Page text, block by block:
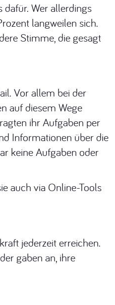
dafür. Wer allerdings
langweilen sich.
Stimme, die gesagt
Vor allem bei der
auf diesem Wege
ihr Aufgaben per
Informationen über die
keine Aufgaben oder
auch via Online-Tools
jederzeit erreichen.
gaben an, ihre